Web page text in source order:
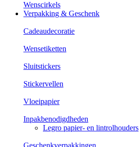
Wenscirkels
Verpakking & Geschenk
Cadeaudecoratie
Wensetiketten
Sluitstickers
Stickervellen
Vloeipapier
Inpakbenodigdheden
Legro papier- en lintrolhouders
Geschenkverpakkingen